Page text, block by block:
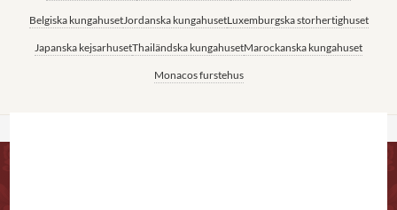
Belgiska kungahusetJordanska kungahusetLuxemburgska storhertighuset
Japanska kejsarhusetThailändska kungahusetMarockanska kungahuset
Monacos furstehus